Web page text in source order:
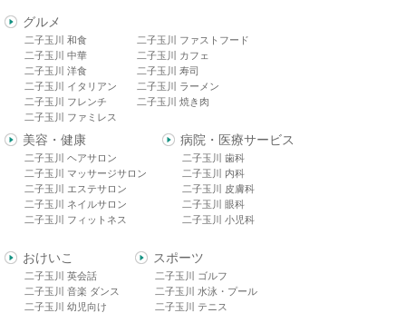
グルメ
二子玉川 和食
二子玉川 中華
二子玉川 洋食
二子玉川 イタリアン
二子玉川 フレンチ
二子玉川 ファミレス
二子玉川 ファストフード
二子玉川 カフェ
二子玉川 寿司
二子玉川 ラーメン
二子玉川 焼き肉
美容・健康
二子玉川 ヘアサロン
二子玉川 マッサージサロン
二子玉川 エステサロン
二子玉川 ネイルサロン
二子玉川 フィットネス
病院・医療サービス
二子玉川 歯科
二子玉川 内科
二子玉川 皮膚科
二子玉川 眼科
二子玉川 小児科
おけいこ
二子玉川 英会話
二子玉川 音楽 ダンス
二子玉川 幼児向け
スポーツ
二子玉川 ゴルフ
二子玉川 水泳・プール
二子玉川 テニス